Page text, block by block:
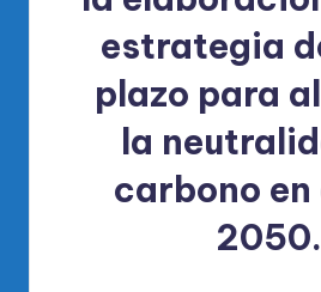
estrategia
plazo para
la
carbono en
2050.